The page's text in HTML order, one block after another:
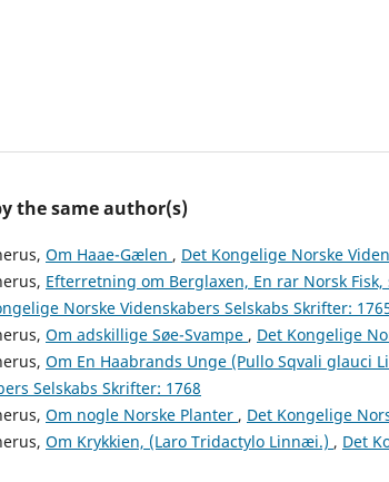
the same author(s)
Om Haae-Gælen , Det Kongelige Norske
Efterretning om Berglaxen, En rar Norsk
Norske Videnskabers Selskabs Skrifter:
Om adskillige Søe-Svampe , Det Kongelige
Om En Haabrands Unge (Pullo Sqvali glauci
Selskabs Skrifter: 1768
Om nogle Norske Planter , Det Kongelige
Om Krykkien, (Laro Tridactylo Linnæi.) , Det